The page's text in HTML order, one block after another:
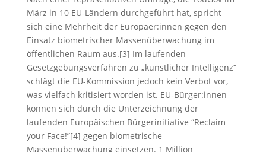
März in 10 EU-Ländern durchgeführt hat, spricht
sich eine Mehrheit der Europäer:innen gegen den
Einsatz biometrischer Massenüberwachung im
öffentlichen Raum aus.[3] Im laufenden
Gesetzgebungsverfahren zu „künstlicher Intelligenz“
schlägt die EU-Kommission jedoch kein Verbot vor,
was vielfach kritisiert worden ist. EU-Bürger:innen
können sich durch die Unterzeichnung der
laufenden Europäischen Bürgerinitiative “Reclaim
your Face!”[4] gegen biometrische
Massenüberwachung einsetzen. 1 Million